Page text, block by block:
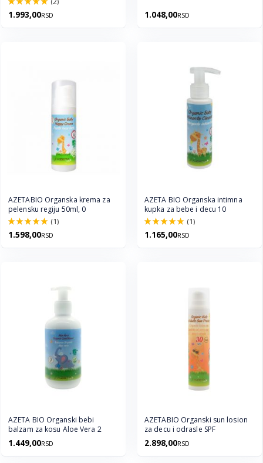
100.0%
1.993,00RSD 1.048,00RSD
AZETABIO Organska krema za
pelensku regiju 50ml, 0
100.0%
(1)
1.598,00RSD
AZETA BIO Organska intimna
kupka za bebe i decu 10
100.0%
(1)
1.165,00RSD
AZETA BIO Organski bebi
balzam za kosu Aloe Vera 2
1.449,00RSD
AZETABIO Organski sun losion
za decu i odrasle SPF
2.898,00RSD